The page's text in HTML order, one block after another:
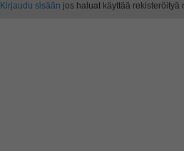
Kirjaudu sisään jos haluat käyttää rekisteröityä